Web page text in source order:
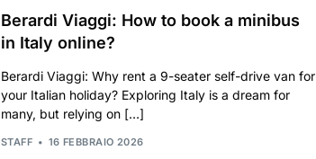
Berardi Viaggi: How to book a minibus
in Italy online?
Berardi Viaggi: Why rent a 9-seater self-drive van for
your Italian holiday? Exploring Italy is a dream for
many, but relying on […]
STAFF 16 FEBBRAIO 2026